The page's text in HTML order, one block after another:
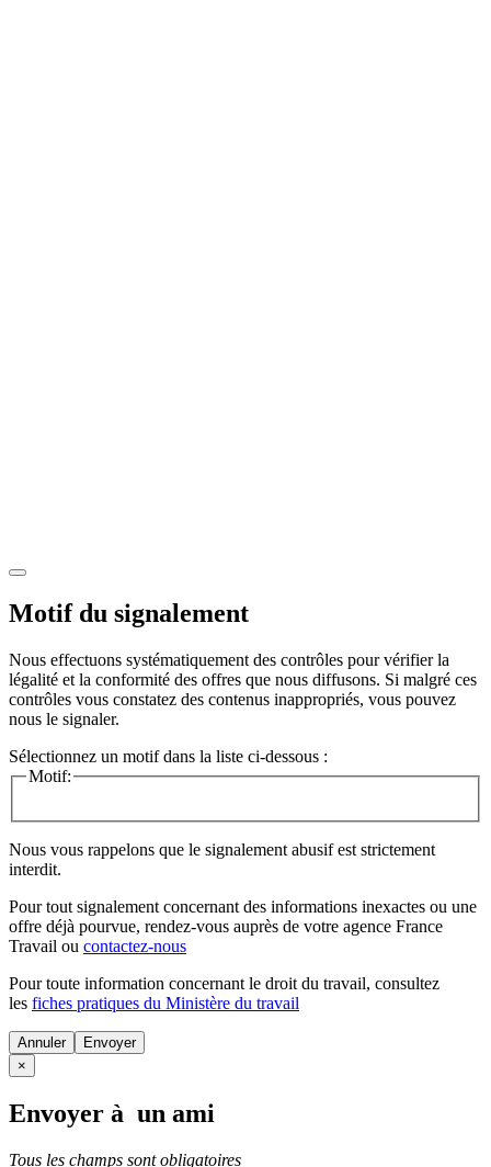
Motif du signalement
Nous effectuons systématiquement des contrôles pour vérifier la
légalité et la conformité des offres que nous diffusons. Si malgré ces
contrôles vous constatez des contenus inappropriés, vous pouvez
nous le signaler.
Sélectionnez un motif dans la liste ci-dessous :
Motif:
Nous vous rappelons que le signalement abusif est strictement
interdit.
Pour tout signalement concernant des informations inexactes ou une
offre déjà pourvue, rendez-vous auprès de votre agence France
Travail ou contactez-nous
Pour toute information concernant le droit du travail, consultez
les fiches pratiques du Ministère du travail
Annuler
×
Envoyer à un ami
Tous les champs sont obligatoires